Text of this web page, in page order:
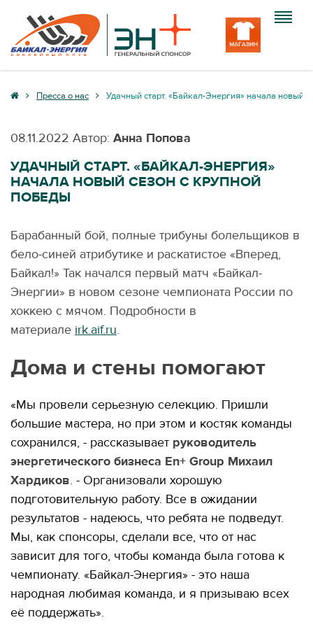
Клуб
Медиа
Пресса о нас Удачный старт. «Байкал-Энергия» начала новый
08.11.2022 Автор: Анна Попова
УДАЧНЫЙ СТАРТ. «БАЙКАЛ-ЭНЕРГИЯ»
НАЧАЛА НОВЫЙ СЕЗОН С КРУПНОЙ
ПОБЕДЫ
Барабанный бой, полные трибуны болельщиков в
бело-синей атрибутике и раскатистое «Вперед,
Байкал!» Так начался первый матч «Байкал-
Энергии» в новом сезоне чемпионата России по
хоккею с мячом. Подробности в
материале irk.aif.ru.
Дома и стены помогают
«Мы провели серьезную селекцию. Пришли
большие мастера, но при этом и костяк команды
сохранился, - рассказывает руководитель
энергетического бизнеса En+ Group Михаил
Хардиков. - Организовали хорошую
подготовительную работу. Все в ожидании
результатов - надеюсь, что ребята не подведут.
Мы, как спонсоры, сделали все, что от нас
зависит для того, чтобы команда была готова к
чемпионату. «Байкал-Энергия» - это наша
народная любимая команда, и я призываю всех
её поддержать».